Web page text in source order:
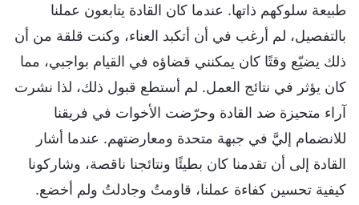
طبيعة سلوكهم ذاتها. عندما كان القادة يتابعون عملنا
بالتفصيل، لم أرغب في أن أتكبد العناء، وكنت قلقة من أن
ذلك يضيّع وقتًا كان يمكنني قضاؤه في القيام بواجبي، مما
كان يؤثر في نتائج العمل. لم أستطع قبول ذلك، لذا نشرت
آراء متحيزة ضد القادة وحرّضت الأخوات في فريقنا
للانضمام إليَّ في جبهة متحدة ومعارضتهم. عندما أشار
القادة إلى أن تقدمنا كان بطيئًا ونتائجنا ناقصة، وشاركونا
كيفية تحسين كفاءة عملنا، قاومتُ وجادلتُ ولم أخضع.